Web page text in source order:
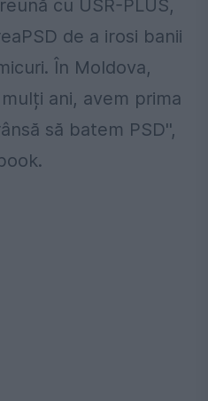
cu USR-PLUS,
de a irosi banii
În Moldova,
ani, avem prima
să batem PSD'',